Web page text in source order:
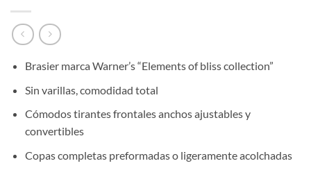
Brasier marca Warner’s “Elements of bliss collection”
Sin varillas, comodidad total
Cómodos tirantes frontales anchos ajustables y
convertibles
Copas completas preformadas o ligeramente acolchadas